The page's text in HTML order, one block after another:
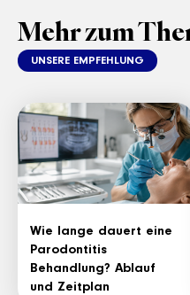
Mehr zum
UNSERE EMPFEHLUNG
Wie lange dauert eine
Parodontitis
Behandlung? Ablauf
und Zeitplan